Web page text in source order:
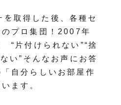
取得した後、各種セ
のプロ集団！2007年
“片付けられない”“捨
い”そんなお声にお答
自分らしいお部屋作
ます。